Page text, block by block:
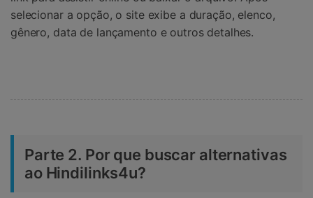
selecionar a opção, o site exibe a duração, elenco,
gênero, data de lançamento e outros detalhes.
Parte 2. Por que buscar alternativas
ao Hindilinks4u?